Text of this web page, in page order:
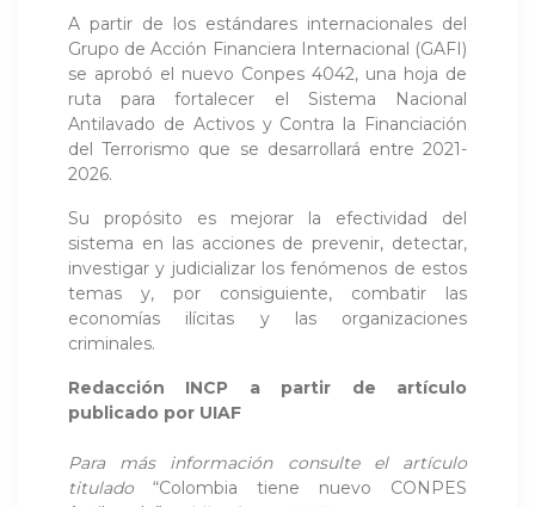
A partir de los estándares internacionales del
Grupo de Acción Financiera Internacional (GAFI)
se aprobó el nuevo Conpes 4042, una hoja de
ruta para fortalecer el Sistema Nacional
Antilavado de Activos y Contra la Financiación
del Terrorismo que se desarrollará entre 2021-
2026.
Su propósito es mejorar la efectividad del
sistema en las acciones de prevenir, detectar,
investigar y judicializar los fenómenos de estos
temas y, por consiguiente, combatir las
economías ilícitas y las organizaciones
criminales.
Redacción INCP a partir de artículo
publicado por UIAF
Para más información consulte el artículo
titulado “Colombia tiene nuevo CONPES